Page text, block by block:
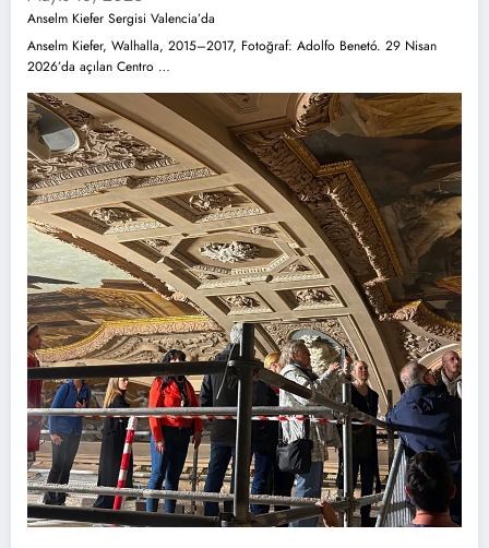
Anselm Kiefer Sergisi Valencia’da
Anselm Kiefer, Walhalla, 2015–2017, Fotoğraf: Adolfo Benetó. 29 Nisan
2026’da açılan Centro …